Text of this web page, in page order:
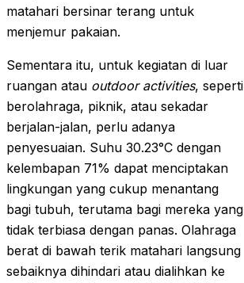
matahari bersinar terang untuk
menjemur pakaian.
Sementara itu, untuk kegiatan di luar
ruangan atau outdoor activities, seperti
berolahraga, piknik, atau sekadar
berjalan-jalan, perlu adanya
penyesuaian. Suhu 30.23°C dengan
kelembapan 71% dapat menciptakan
lingkungan yang cukup menantang
bagi tubuh, terutama bagi mereka yang
tidak terbiasa dengan panas. Olahraga
berat di bawah terik matahari langsung
sebaiknya dihindari atau dialihkan ke